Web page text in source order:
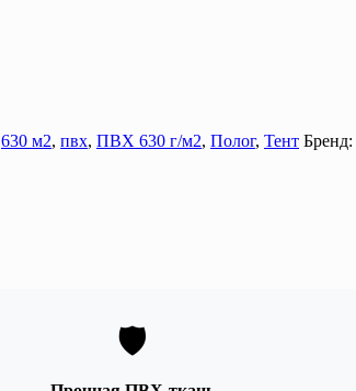
630 м2, пвх, ПВХ 630 г/м2, Полог, Тент Бренд:
🛡️